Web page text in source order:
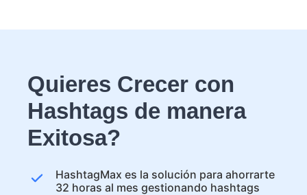
Quieres Crecer con
Hashtags de manera
Exitosa?
HashtagMax es la solución para ahorrarte
32 horas al mes gestionando hashtags